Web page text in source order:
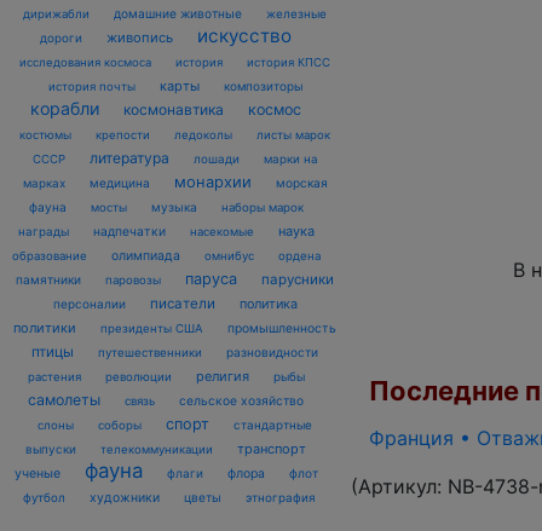
дирижабли домашние животные
железные
дороги
живопись искусство
исследования космоса история
история КПСС
история почты
карты композиторы
корабли космонавтика космос
костюмы крепости ледоколы
листы марок
СССР
литература лошади
марки на
марках
медицина монархии
морская
фауна
мосты музыка наборы марок
награды надпечатки насекомые наука
образование олимпиада омнибус ордена
памятники паровозы паруса парусники
персоналии писатели
политика
политики
президенты США промышленность
птицы путешественники разновидности
растения революции религия рыбы
самолеты связь сельское хозяйство
слоны соборы спорт
стандартные
выпуски
телекоммуникации транспорт
ученые фауна флаги флора
флот
футбол
художники цветы этнография
В
Последние
Франция •
(Артикул: NB-4738-